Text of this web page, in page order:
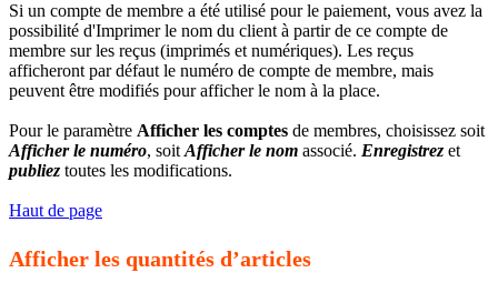
Si un compte de membre a été utilisé pour le paiement, vous avez la
possibilité d'Imprimer le nom du client à partir de ce compte de
membre sur les reçus (imprimés et numériques). Les reçus
afficheront par défaut le numéro de compte de membre, mais
peuvent être modifiés pour afficher le nom à la place.
Pour le paramètre Afficher les comptes de membres, choisissez soit
Afficher le numéro, soit Afficher le nom associé. Enregistrez et
publiez toutes les modifications.
Haut de page
Afficher les quantités d’articles